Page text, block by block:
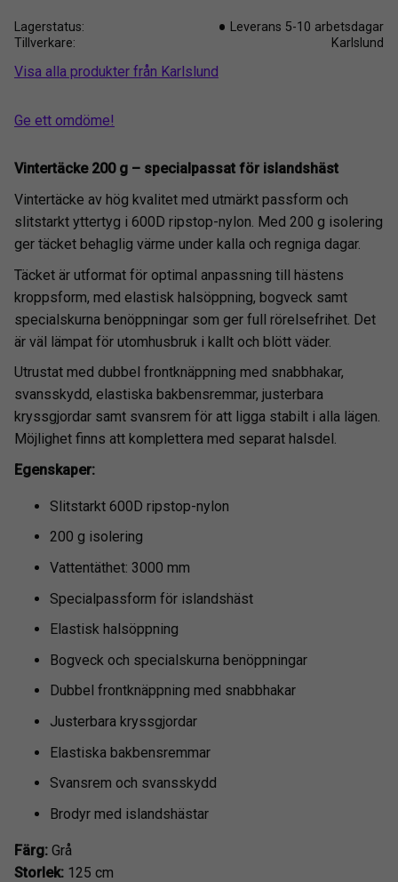
Lagerstatus
Leverans 5-10 arbetsdagar
Tillverkare
Karlslund
Visa alla produkter från Karlslund
Ge ett omdöme!
Vintertäcke 200 g – specialpassat för islandshäst
Vintertäcke av hög kvalitet med utmärkt passform och
slitstarkt yttertyg i 600D ripstop-nylon. Med 200 g isolering
ger täcket behaglig värme under kalla och regniga dagar.
Täcket är utformat för optimal anpassning till hästens
kroppsform, med elastisk halsöppning, bogveck samt
specialskurna benöppningar som ger full rörelsefrihet. Det
är väl lämpat för utomhusbruk i kallt och blött väder.
Utrustat med dubbel frontknäppning med snabbhakar,
svansskydd, elastiska bakbensremmar, justerbara
kryssgjordar samt svansrem för att ligga stabilt i alla lägen.
Möjlighet finns att komplettera med separat halsdel.
Egenskaper:
Slitstarkt 600D ripstop-nylon
200 g isolering
Vattentäthet: 3000 mm
Specialpassform för islandshäst
Elastisk halsöppning
Bogveck och specialskurna benöppningar
Dubbel frontknäppning med snabbhakar
Justerbara kryssgjordar
Elastiska bakbensremmar
Svansrem och svansskydd
Brodyr med islandshästar
Färg: Grå
Storlek: 125 cm